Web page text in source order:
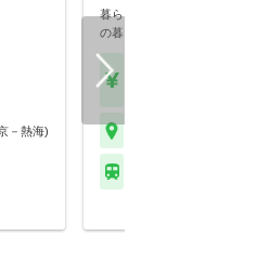
－熱海)
暮らしを支える仕事だから、
の暮らしも大切に。業…